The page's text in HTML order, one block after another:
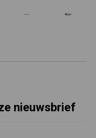
nieuwsbrief